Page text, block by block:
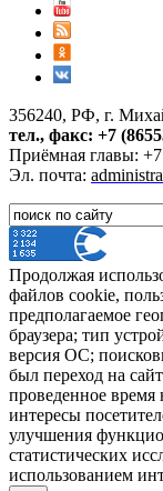
356240, РФ, г.
тел., факс: +7
Приёмная главы:
Эл. почта:
Продолжая
файлов cookie,
предполагаемое
браузера; тип
версия ОС;
был переход на
проведенное время
интересы
улучшения
статистических
использованием